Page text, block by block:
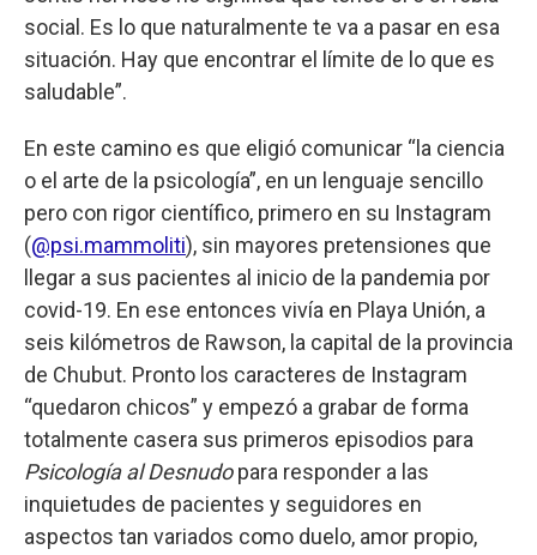
social. Es lo que naturalmente te va a pasar en esa
situación. Hay que encontrar el límite de lo que es
saludable”.
En este camino es que eligió comunicar “la ciencia
o el arte de la psicología”, en un lenguaje sencillo
pero con rigor científico, primero en su Instagram
(@psi.mammoliti), sin mayores pretensiones que
llegar a sus pacientes al inicio de la pandemia por
covid-19. En ese entonces vivía en Playa Unión, a
seis kilómetros de Rawson, la capital de la provincia
de Chubut. Pronto los caracteres de Instagram
“quedaron chicos” y empezó a grabar de forma
totalmente casera sus primeros episodios para
Psicología al Desnudopara responder a las
inquietudes de pacientes y seguidores en
aspectos tan variados como duelo, amor propio,